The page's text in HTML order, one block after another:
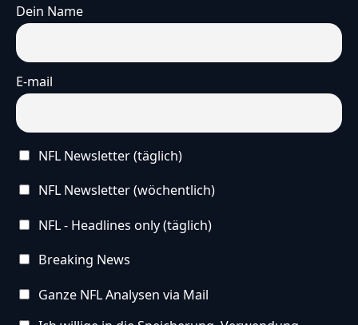
Dein Name
E-mail
NFL Newsletter (täglich)
NFL Newsletter (wöchentlich)
NFL - Headlines only (täglich)
Breaking News
Ganze NFL Analysen via Mail